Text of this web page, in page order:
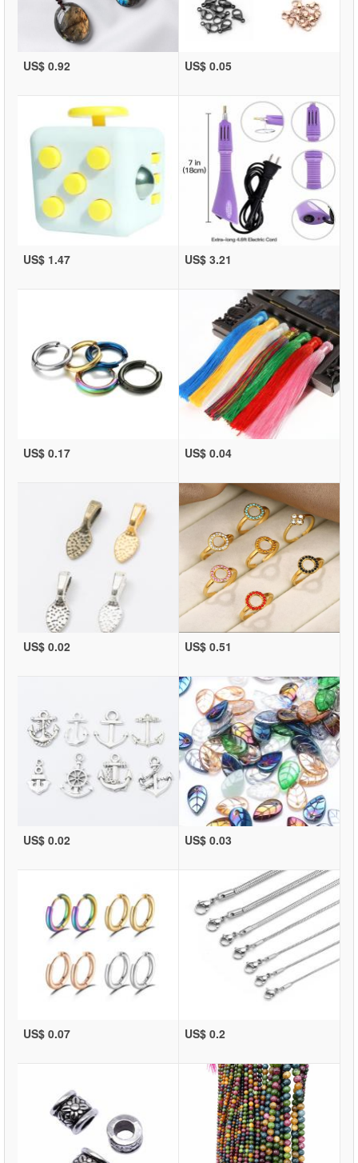
US$ 0.92 US$ 0.05
US$ 1.47 US$ 3.21
US$ 0.17 US$ 0.04
US$ 0.02 US$ 0.51
US$ 0.02 US$ 0.03
US$ 0.07 US$ 0.2